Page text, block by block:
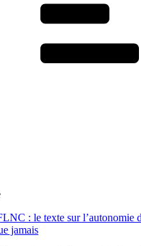
: le texte sur l’autonomie
jamais